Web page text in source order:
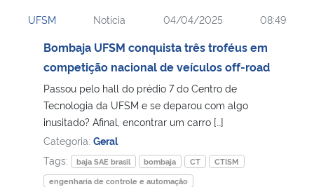
UFSM Notícia 04/04/2025 08:49
Bombaja UFSM conquista três troféus em
competição nacional de veículos off-road
Passou pelo hall do prédio 7 do Centro de
Tecnologia da UFSM e se deparou com algo
inusitado? Afinal, encontrar um carro […]
Categoria: Geral
Tags:
baja SAE brasil bombaja CT
CTISM
engenharia de controle e automação